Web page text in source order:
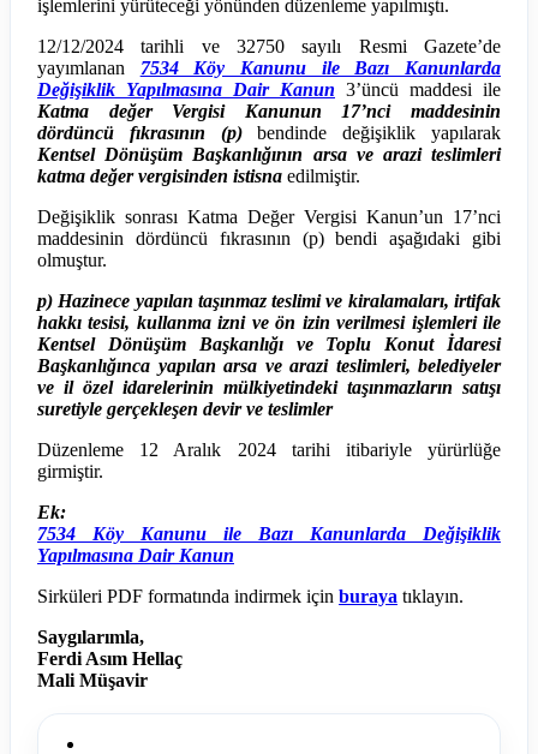
işlemlerini yürüteceği yönünden düzenleme yapılmıştı.
12/12/2024 tarihli ve 32750 sayılı Resmi Gazete’de
yayımlanan 7534 Köy Kanunu ile Bazı Kanunlarda
Değişiklik Yapılmasına Dair Kanun 3’üncü maddesi ile
Katma değer Vergisi Kanunun 17’nci maddesinin
dördüncü fıkrasının (p)bendinde değişiklik yapılarak
Kentsel Dönüşüm Başkanlığının arsa ve arazi teslimleri
katma değer vergisinden istisna edilmiştir.
Değişiklik sonrası Katma Değer Vergisi Kanun’un 17’nci
maddesinin dördüncü fıkrasının (p) bendi aşağıdaki gibi
olmuştur.
p) Hazinece yapılan taşınmaz teslimi ve kiralamaları, irtifak
hakkı tesisi, kullanma izni ve ön izin verilmesi işlemleri ile
Kentsel Dönüşüm Başkanlığı ve Toplu Konut İdaresi
Başkanlığınca yapılan arsa ve arazi teslimleri, belediyeler
ve il özel idarelerinin mülkiyetindeki taşınmazların satışı
suretiyle gerçekleşen devir ve teslimler
Düzenleme 12 Aralık 2024 tarihi itibariyle yürürlüğe
girmiştir.
Ek:
7534 Köy Kanunu ile Bazı Kanunlarda Değişiklik
Yapılmasına Dair Kanun
Sirküleri PDF formatında indirmek için buraya tıklayın.
Saygılarımla,
Ferdi Asım Hellaç
Mali Müşavir